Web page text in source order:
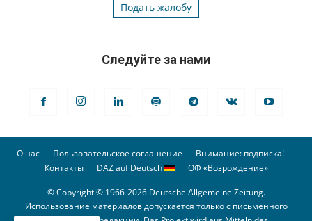
Подать жалобу
Следуйте за нами
О нас Пользовательское соглашение
Внимание: подписка!
Контакты
DAZ auf Deutsch ОФ «Возрождение»
© Copyright © 1966-2026 Deutsche Allgemeine Zeitung.
Использование материалов допускается только с письменного